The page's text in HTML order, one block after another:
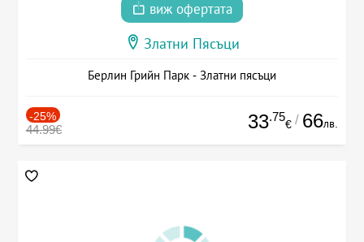
виж офертата
Златни Пясъци
Берлин Грийн Парк - Златни пясъци
-25%
44.99€ 33.75
€ / 66лв.